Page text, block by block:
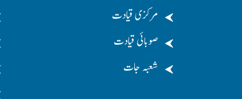
مرکزی قیادت
صوبائی قیادت
شعبہ جات